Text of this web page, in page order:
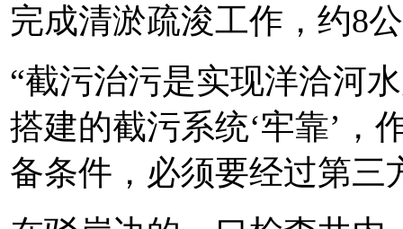
完成清淤疏浚工作，约8
“截污治污是实现洋洽河
搭建的截污系统‘牢靠’，
备条件，必须要经过第三